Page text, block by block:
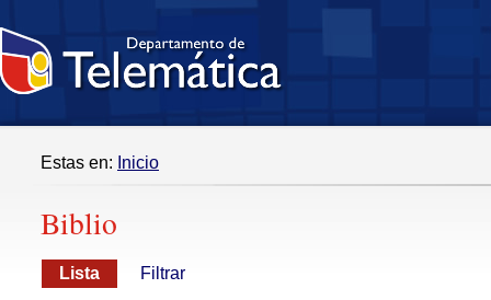
Estas en: Inicio
Biblio
Lista Filtrar